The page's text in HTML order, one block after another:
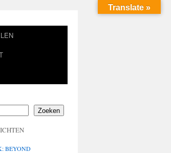
Zoeken
BEYOND
Translate »